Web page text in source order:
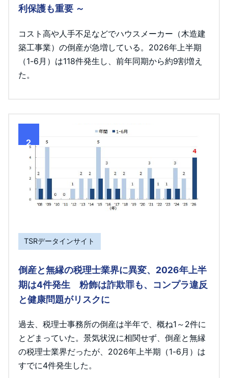
利保護も重要 ～
コスト高や人手不足などでハウスメーカー（木造建
築工事業）の倒産が急増している。2026年上半期
（1-6月）は118件発生し、前年同期から約9割増え
た。
2
TSRデータインサイト
倒産と無縁の税理士業界に異変、2026年上半
期は4件発生 粉飾は詐欺罪も、コンプラ違反
と健康問題がリスクに
過去、税理士事務所の倒産は半年で、概ね1～2件に
とどまっていた。景気状況に相関せず、倒産と無縁
の税理士業界だったが、2026年上半期（1-6月）は
すでに4件発生した。